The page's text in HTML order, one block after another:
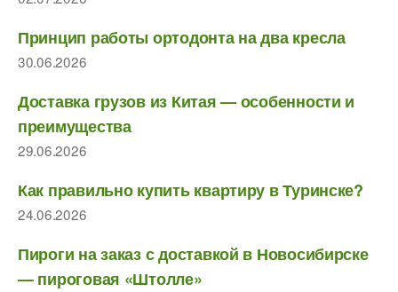
Принцип работы ортодонта на два кресла
30.06.2026
Доставка грузов из Китая — особенности и
преимущества
29.06.2026
Как правильно купить квартиру в Туринске?
24.06.2026
Пироги на заказ с доставкой в Новосибирске
— пироговая «Штолле»